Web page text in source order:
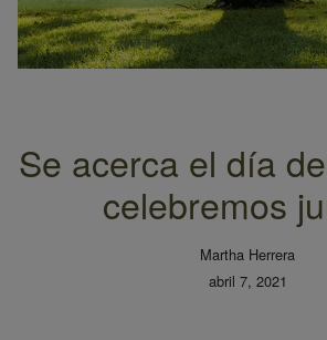
Se acerca el día
celebremos
Martha Herrera
abril 7, 2021